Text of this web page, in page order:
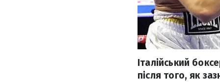
Італійський
після того, як